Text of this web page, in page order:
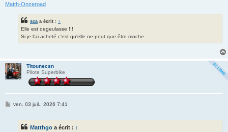
Matth-Onzeroad
sca a écrit : ↑
Elle est degeulasse !!!
Si je l'ai acheté c'est qu'elle ne peut que être moche.
Titounecsn
Pilote Superbike
Mven. 03 juil., 2026 7:41
Matthgo a écrit : ↑